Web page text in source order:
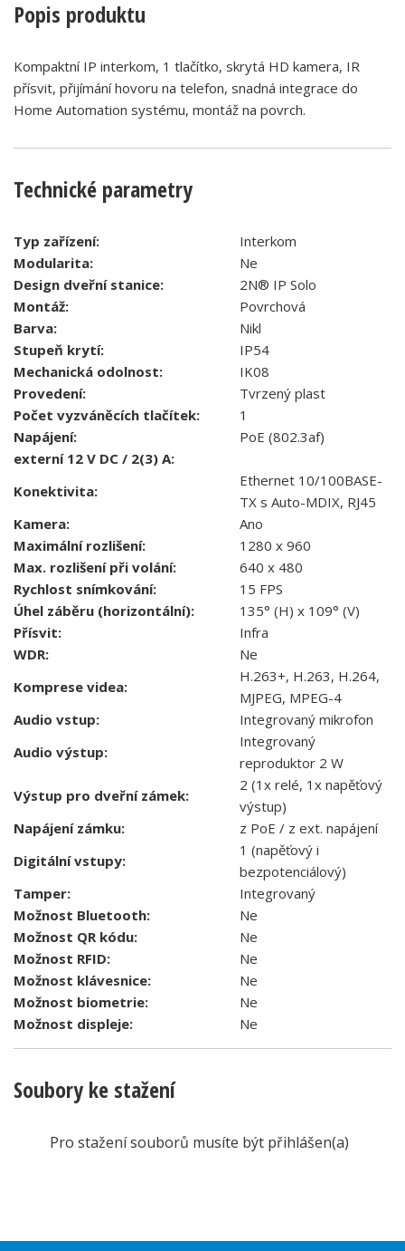
Popis produktu
Kompaktní IP interkom, 1 tlačítko, skrytá HD kamera, IR
přísvit, přijímání hovoru na telefon, snadná integrace do
Home Automation systému, montáž na povrch.
Technické parametry
Typ zařízení:
Interkom
Modularita:
Ne
Design dveřní stanice:
2N® IP Solo
Montáž:
Povrchová
Barva:
Nikl
Stupeň krytí:
IP54
Mechanická odolnost:
IK08
Provedení:
Tvrzený plast
Počet vyzváněcích tlačítek:
1
Napájení:
PoE (802.3af)
externí 12 V DC / 2(3) A:
Konektivita:
Ethernet 10/100BASE-
TX s Auto-MDIX, RJ45
Kamera:
Ano
Maximální rozlišení:
1280 x 960
Max. rozlišení při volání:
640 x 480
Rychlost snímkování:
15 FPS
Úhel záběru (horizontální):
135° (H) x 109° (V)
Přísvit:
Infra
WDR:
Ne
Komprese videa:
H.263+, H.263, H.264,
MJPEG, MPEG-4
Audio vstup:
Integrovaný mikrofon
Audio výstup:
Integrovaný
reproduktor 2 W
Výstup pro dveřní zámek:
2 (1x relé, 1x napěťový
výstup)
Napájení zámku:
z PoE / z ext. napájení
Digitální vstupy:
1 (napěťový i
bezpotenciálový)
Tamper:
Integrovaný
Možnost Bluetooth:
Ne
Možnost QR kódu:
Ne
Možnost RFID:
Ne
Možnost klávesnice:
Ne
Možnost biometrie:
Ne
Možnost displeje:
Ne
Soubory ke stažení
Pro stažení souborů musíte být přihlášen(a)